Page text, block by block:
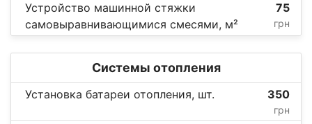
Устройство машинной стяжки
самовыравнивающимися смесями, м²
75
грн
Системы отопления
Установка батареи отопления, шт. 350
грн